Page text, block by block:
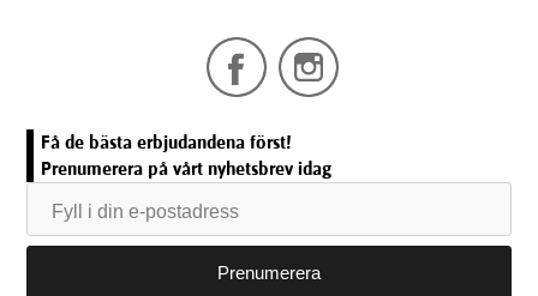
Få de bästa erbjudandena först!
Prenumerera på vårt nyhetsbrev idag